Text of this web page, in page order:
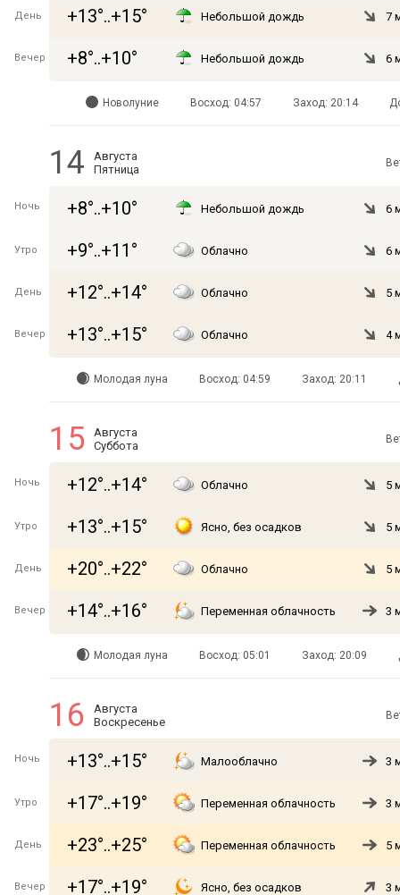
День +13°..+15° Небольшой дождь 7
Вечер +8°..+10° Небольшой дождь 6
Новолуние Восход: 04:57 Заход: 20:14
14
Августа
Пятница
Ночь +8°..+10° Небольшой дождь 6
Утро +9°..+11° Облачно 6
День +12°..+14° Облачно 5
Вечер +13°..+15° Облачно 4
Молодая луна Восход: 04:59 Заход: 20:11
15
Августа
Суббота
Ночь +12°..+14° Облачно 5
Утро +13°..+15° Ясно, без осадков 5
День +20°..+22° Облачно 5
Вечер +14°..+16° Переменная облачность 3
Молодая луна Восход: 05:01 Заход: 20:09
16
Августа
Воскресенье
Ночь +13°..+15° Малооблачно 3
Утро +17°..+19° Переменная облачность 3
День +23°..+25° Переменная облачность 5
Вечер +17°..+19° Ясно, без осадков 3